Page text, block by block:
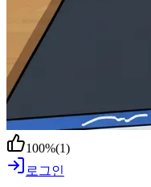
100%(1)
로그인